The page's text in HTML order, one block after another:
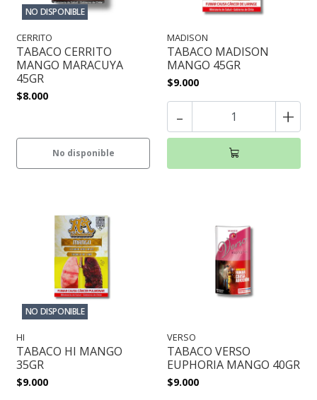
NO DISPONIBLE
CERRITO
TABACO CERRITO
MANGO MARACUYA
45GR
$8.000
No disponible
MADISON
TABACO MADISON
MANGO 45GR
$9.000
- +
NO DISPONIBLE
HI
TABACO HI MANGO
35GR
$9.000
VERSO
TABACO VERSO
EUPHORIA MANGO 40GR
$9.000